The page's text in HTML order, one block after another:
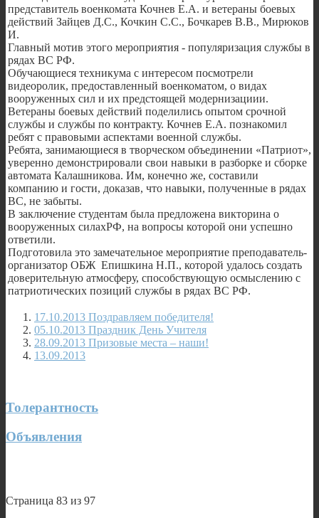
представитель военкомата Кочнев Е.А. и ветераны боевых
действий Зайцев Д.С., Кочкин С.С., Бочкарев В.В., Мирюков
И.
Главный мотив этого мероприятия - популяризация службы в
рядах ВС РФ.
Обучающиеся техникума с интересом посмотрели
видеоролик, предоставленный военкоматом, о видах
вооруженных сил и их предстоящей модернизациии.
Ветераны боевых действий поделились опытом срочной
службы и службы по контракту. Кочнев Е.А. познакомил
ребят с правовыми аспектами военной службы.
Ребята, занимающиеся в творческом объединении «Патриот»,
уверенно демонстрировали свои навыки в разборке и сборке
автомата Калашникова. Им, конечно же, составили
компанию и гости, доказав, что навыки, полученные в рядах
ВС, не забыты.
В заключение студентам была предложена викторина о
вооруженных силахРФ, на вопросы которой они успешно
ответили.
Подготовила это замечательное мероприятие преподаватель-
организатор ОБЖ Епишкина Н.П., которой удалось создать
доверительную атмосферу, способствующую осмыслению с
патриотических позиций службы в рядах ВС РФ.
17.10.2013 Поздравляем победителя!
05.10.2013 Праздник День Учителя
28.09.2013 Призовые места – наши!
13.09.2013
Толерантность
Объявления
Страница 83 из 97